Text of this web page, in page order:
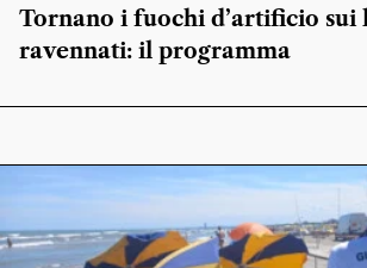
Tornano i fuochi d’artificio sui
ravennati: il programma